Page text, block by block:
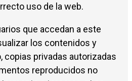
uso de la web.
que accedan a este
los contenidos y
copias privadas autorizadas
reproducidos no